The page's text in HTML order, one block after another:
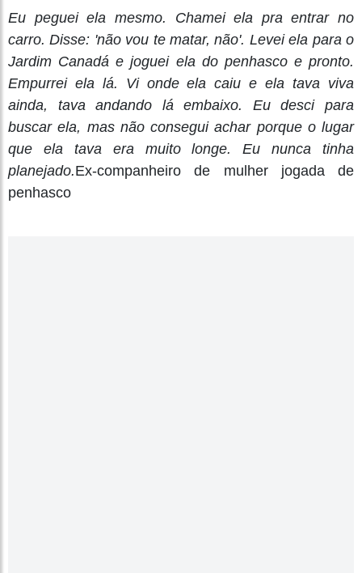
Eu peguei ela mesmo. Chamei ela pra entrar no
carro. Disse: 'não vou te matar, não'. Levei ela para o
Jardim Canadá e joguei ela do penhasco e pronto.
Empurrei ela lá. Vi onde ela caiu e ela tava viva
ainda, tava andando lá embaixo. Eu desci para
buscar ela, mas não consegui achar porque o lugar
que ela tava era muito longe. Eu nunca tinha
planejado.Ex-companheiro de mulher jogada de
penhasco